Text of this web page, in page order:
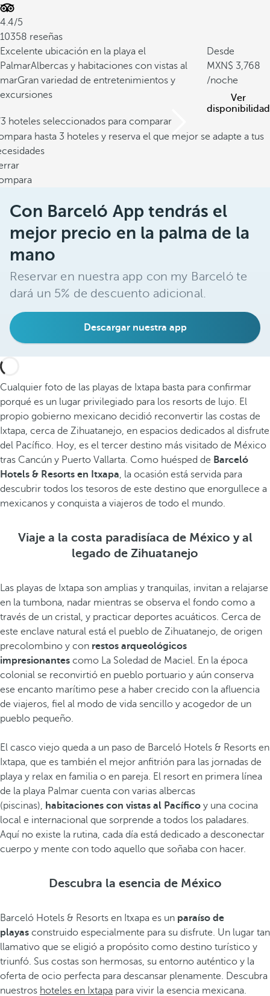
4.4/5
10358 reseñas
Excelente ubicación en la playa el
PalmarAlbercas y habitaciones con vistas al
marGran variedad de entretenimientos y
excursiones
Desde
3,768
/noche
Ver
disponibilidad
hoteles seleccionados para comparar
hasta 3 hoteles y reserva el que mejor se adapte a tus
Con Barceló App tendrás el
mejor precio en la palma de la
mano
Reservar en nuestra app con my Barceló te
dará un 5% de descuento adicional.
Descargar nuestra app
Cualquier foto de las playas de Ixtapa basta para confirmar
porqué es un lugar privilegiado para los resorts de lujo. El
propio gobierno mexicano decidió reconvertir las costas de
Ixtapa, cerca de Zihuatanejo, en espacios dedicados al disfrute
del Pacífico. Hoy, es el tercer destino más visitado de México
tras Cancún y Puerto Vallarta. Como huésped de Barceló
Hotels & Resorts en Itxapa, la ocasión está servida para
descubrir todos los tesoros de este destino que enorgullece a
mexicanos y conquista a viajeros de todo el mundo.
Viaje a la costa paradisíaca de México y al
legado de Zihuatanejo
Las playas de Ixtapa son amplias y tranquilas, invitan a relajarse
en la tumbona, nadar mientras se observa el fondo como a
través de un cristal, y practicar deportes acuáticos. Cerca de
este enclave natural está el pueblo de Zihuatanejo, de origen
precolombino y con restos arqueológicos
impresionantes como La Soledad de Maciel. En la época
colonial se reconvirtió en pueblo portuario y aún conserva
ese encanto marítimo pese a haber crecido con la afluencia
de viajeros, fiel al modo de vida sencillo y acogedor de un
pueblo pequeño.
El casco viejo queda a un paso de Barceló Hotels & Resorts en
Ixtapa, que es también el mejor anfitrión para las jornadas de
playa y relax en familia o en pareja. El resort en primera línea
de la playa Palmar cuenta con varias albercas
(piscinas), habitaciones con vistas al Pacífico y una cocina
local e internacional que sorprende a todos los paladares.
Aquí no existe la rutina, cada día está dedicado a desconectar
cuerpo y mente con todo aquello que soñaba con hacer.
Descubra la esencia de México
Barceló Hotels & Resorts en Itxapa es un paraíso de
playas construido especialmente para su disfrute. Un lugar tan
llamativo que se eligió a propósito como destino turístico y
triunfó. Sus costas son hermosas, su entorno auténtico y la
oferta de ocio perfecta para descansar plenamente. Descubra
nuestros hoteles en Ixtapa para vivir la esencia mexicana.